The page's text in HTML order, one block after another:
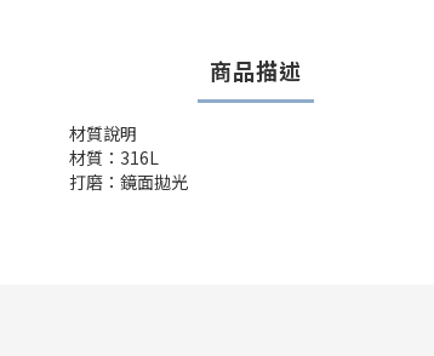
商品描述
材質說明
材質：316L
打磨：鏡面拋光